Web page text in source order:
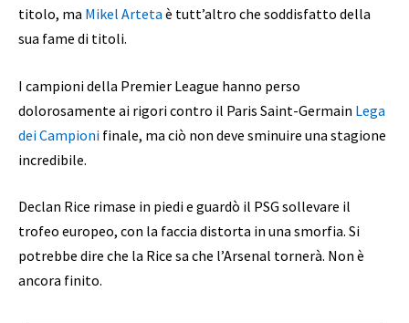
titolo, ma Mikel Arteta è tutt’altro che soddisfatto della
sua fame di titoli.
I campioni della Premier League hanno perso
dolorosamente ai rigori contro il Paris Saint-Germain Lega
dei Campioni finale, ma ciò non deve sminuire una stagione
incredibile.
Declan Rice rimase in piedi e guardò il PSG sollevare il
trofeo europeo, con la faccia distorta in una smorfia. Si
potrebbe dire che la Rice sa che l’Arsenal tornerà. Non è
ancora finito.